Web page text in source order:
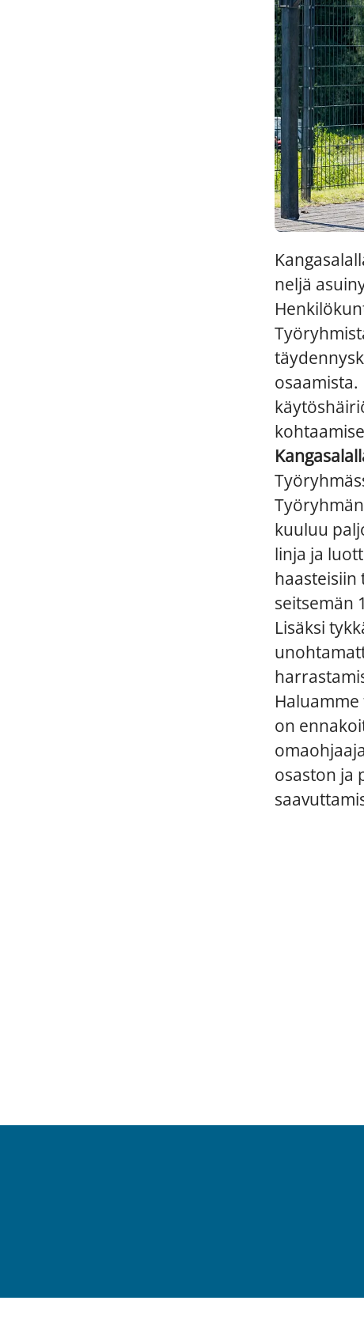
neljä
kuuluu
linja ja
haasteisiin
seitsemän
Lisäksi
on
osaston ja